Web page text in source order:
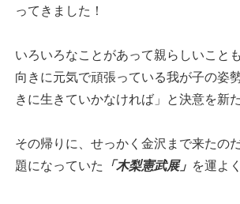
ってきました！
いろいろなことがあって親らしいこと
向きに元気で頑張っている我が子の姿
きに生きていかなければ」と決意を新
その帰りに、せっかく金沢まで来たの
題になっていた
「木梨憲武展」 を運よ